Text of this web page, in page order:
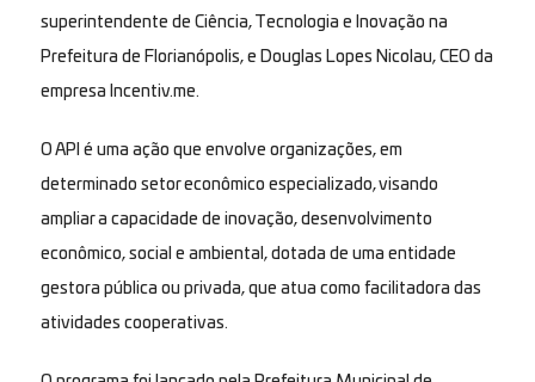
superintendente de Ciência, Tecnologia e Inovação na
Prefeitura de Florianópolis, e Douglas Lopes Nicolau, CEO da
empresa Incentiv.me.
O API é uma ação que envolve organizações, em
determinado setor econômico especializado, visando
ampliar a capacidade de inovação, desenvolvimento
econômico, social e ambiental, dotada de uma entidade
gestora pública ou privada, que atua como facilitadora das
atividades cooperativas.